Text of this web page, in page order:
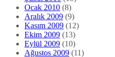
Ocak 2010 (8)
Aralık 2009 (9)
Kasım 2009 (12)
Ekim 2009 (13)
Eylül 2009 (10)
Ağustos 2009 (11)